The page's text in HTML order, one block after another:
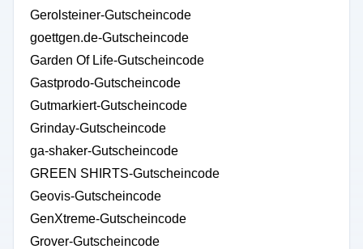
Gerolsteiner-Gutscheincode
goettgen.de-Gutscheincode
Garden Of Life-Gutscheincode
Gastprodo-Gutscheincode
Gutmarkiert-Gutscheincode
Grinday-Gutscheincode
ga-shaker-Gutscheincode
GREEN SHIRTS-Gutscheincode
Geovis-Gutscheincode
GenXtreme-Gutscheincode
Grover-Gutscheincode